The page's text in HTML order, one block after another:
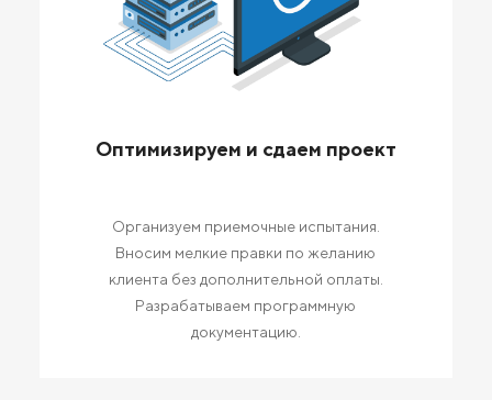
Оптимизируем и сдаем проект
Организуем приемочные испытания.
Вносим мелкие правки по желанию
клиента без дополнительной оплаты.
Разрабатываем программную
документацию.